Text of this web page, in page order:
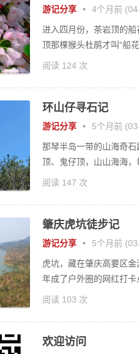
游记分享 • 4个月前
进入四月份，茶岩顶的
顶那棵猴头杜鹃才叫“船
阅读 124 次
环山仔寻石记
游记分享 • 5个月前
那琴半岛一带的山海奇
顶、鬼仔顶，山山海海，
阅读 147 次
肇庆虎坑徒步记
游记分享 • 5个月前
虎坑，藏在肇庆高要区
年成了户外圈的网红打卡
阅读 103 次
欢迎访问